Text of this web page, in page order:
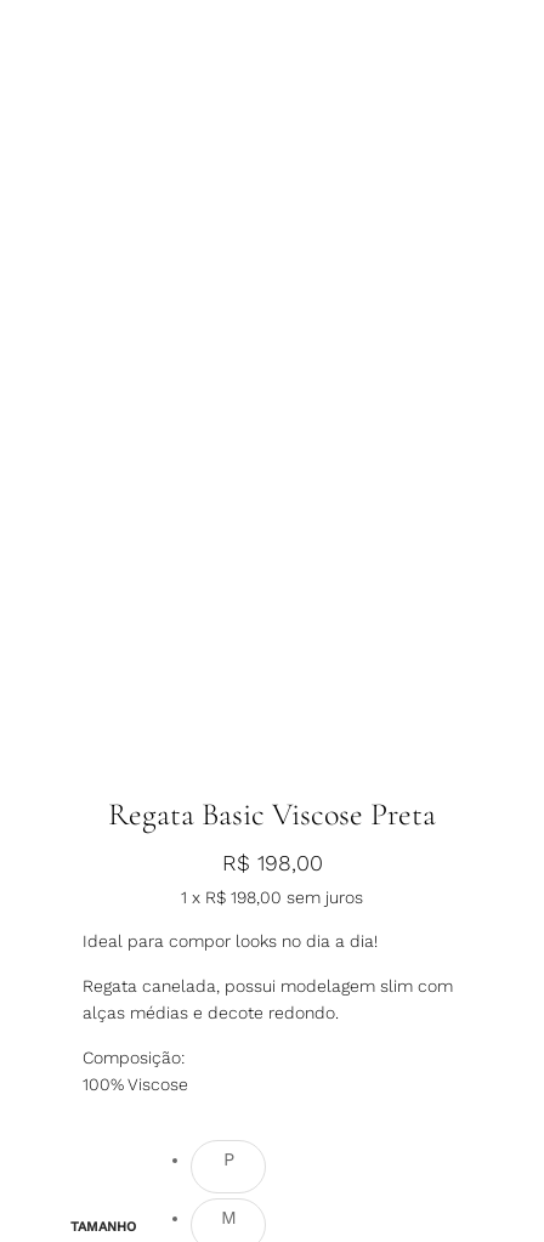
Regata Basic Viscose Preta
R$ 198,00
1 x R$ 198,00 sem juros
Ideal para compor looks no dia a dia!
Regata canelada, possui modelagem slim com
alças médias e decote redondo.
Composição:
100% Viscose
TAMANHO
P
M